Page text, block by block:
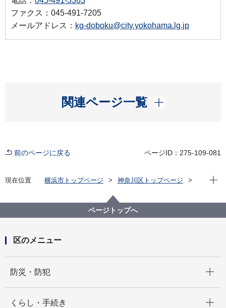
ファクス：045-491-7205
メールアドレス： kg-doboku@city.yokohama.lg.jp
関連ページ一覧
開く
前のページに戻る ページID：275-109-081
現在位置 横浜市トップページ
神奈川区トップページ
現在
ページトップへ
区のメニュー
防災・防犯
くらし・手続き